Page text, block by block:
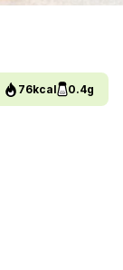
76kcal 0.4g